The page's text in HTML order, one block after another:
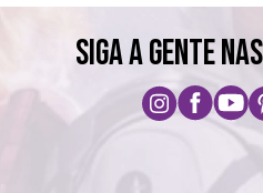
SIGA A GENTE